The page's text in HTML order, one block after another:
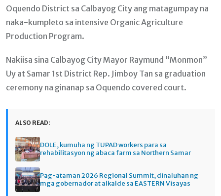
Oquendo District sa Calbayog City ang matagumpay na
naka-kumpleto sa intensive Organic Agriculture
Production Program.
Nakiisa sina Calbayog City Mayor Raymund “Monmon”
Uy at Samar 1st District Rep. Jimboy Tan sa graduation
ceremony na ginanap sa Oquendo covered court.
ALSO READ:
DOLE, kumuha ng TUPAD workers para sa
rehabilitasyon ng abaca farm sa Northern Samar
Pag-ataman 2026 Regional Summit, dinaluhan ng
mga gobernador at alkalde sa EASTERN Visayas